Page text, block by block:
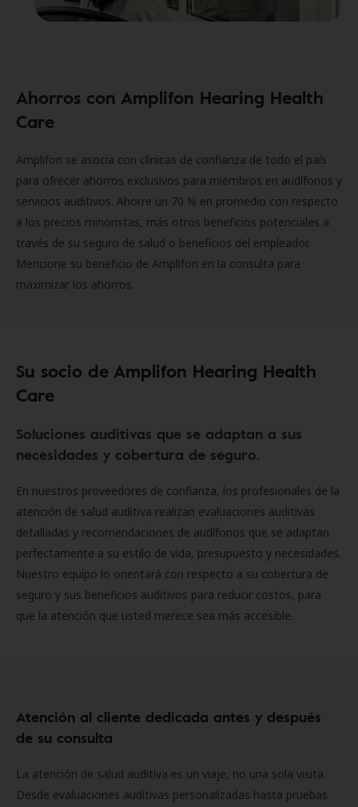
Ahorros con Amplifon Hearing Health
Care
Amplifon se asocia con clínicas de confianza de todo el país
para ofrecer ahorros exclusivos para miembros en audífonos y
servicios auditivos. Ahorre un 70 % en promedio con respecto
a los precios minoristas, más otros beneficios potenciales a
través de su seguro de salud o beneficios del empleador.
Mencione su beneficio de Amplifon en la consulta para
maximizar los ahorros.
Su socio de Amplifon Hearing Health
Care
Soluciones auditivas que se adaptan a sus
necesidades y cobertura de seguro.
En nuestros proveedores de confianza, los profesionales de la
atención de salud auditiva realizan evaluaciones auditivas
detalladas y recomendaciones de audífonos que se adaptan
perfectamente a su estilo de vida, presupuesto y necesidades.
Nuestro equipo lo orientará con respecto a su cobertura de
seguro y sus beneficios auditivos para reducir costos, para
que la atención que usted merece sea más accesible.
Atención al cliente dedicada antes y después
de su consulta
La atención de salud auditiva es un viaje, no una sola visita.
Desde evaluaciones auditivas personalizadas hasta pruebas